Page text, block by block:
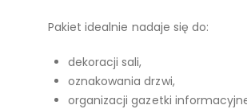
Pakiet idealnie nadaje się do:
dekoracji sali,
oznakowania drzwi,
organizacji gazetki